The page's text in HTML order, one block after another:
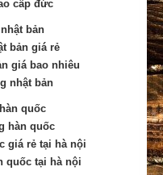
cấp đức
bản
bản giá rẻ
giá bao nhiêu
nhật bản
quốc
hàn quốc
giá rẻ tại hà nội
quốc tại hà nội